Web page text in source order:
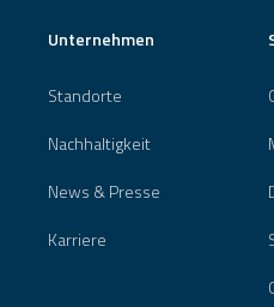
Unternehmen
Standorte
Nachhaltigkeit
News & Presse
Karriere